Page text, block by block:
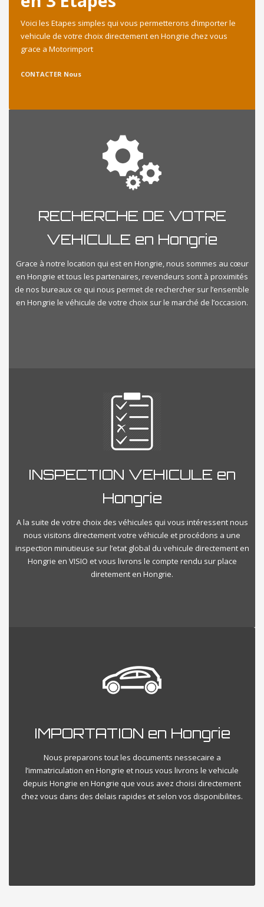
Voici les Etapes simples qui vous permetterons d’importer le
vehicule de votre choix directement en Hongrie chez vous
grace a Motorimport
CONTACTER Nous
RECHERCHE DE VOTRE
VEHICULE en Hongrie
Grace à notre location qui est en Hongrie, nous sommes au cœur
en Hongrie et tous les partenaires, revendeurs sont à proximités
de nos bureaux ce qui nous permet de rechercher sur l’ensemble
en Hongrie le véhicule de votre choix sur le marché de l’occasion.
INSPECTION VEHICULE en
Hongrie
A la suite de votre choix des véhicules qui vous intéressent nous
nous visitons directement votre véhicule et procédons a une
inspection minutieuse sur l’etat global du vehicule directement en
Hongrie en VISIO et vous livrons le compte rendu sur place
diretement en Hongrie.
IMPORTATION en Hongrie
Nous preparons tout les documents nessecaire a
l’immatriculation en Hongrie et nous vous livrons le vehicule
depuis Hongrie en Hongrie que vous avez choisi directement
chez vous dans des delais rapides et selon vos disponibilites.